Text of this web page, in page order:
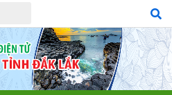
Tiếng Việt Tiếng Anh